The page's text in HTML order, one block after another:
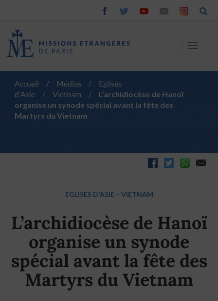
Toggle
Accueil / Médias /
Eglises
d'Asie
/ Vietnam /
L’archidiocèse de Hanoï
organise un synode spécial avant la fête des
Martyrs du Vietnam
EGLISES D'ASIE – VIETNAM
L’archidiocèse de Hanoï
organise un synode
spécial avant la fête des
Martyrs du Vietnam